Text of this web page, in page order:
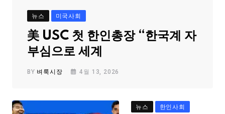
뉴스 미국사회
美 USC 첫 한인총장 “한국계 자
부심으로 세계
BY 벼룩시장 4월 13, 2026
뉴스 한인사회